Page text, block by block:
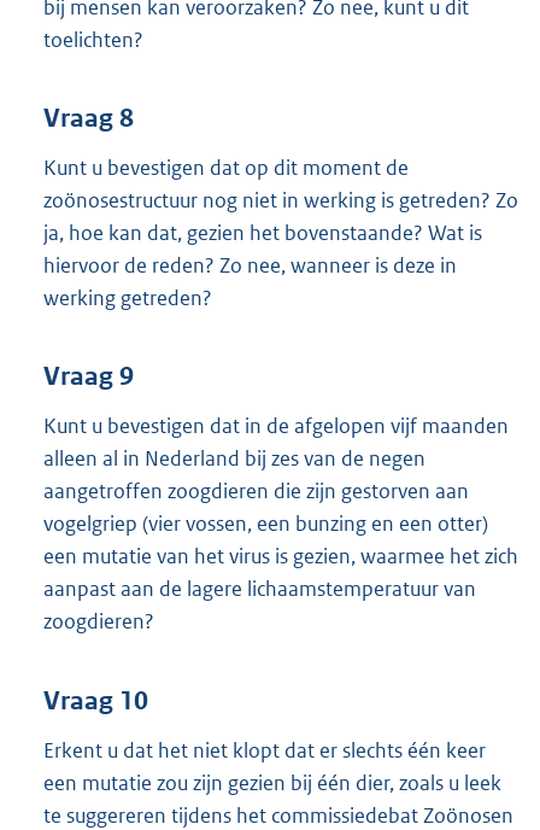
bij mensen kan veroorzaken? Zo nee, kunt u dit
toelichten?
Vraag 8
Kunt u bevestigen dat op dit moment de
zoönosestructuur nog niet in werking is getreden? Zo
ja, hoe kan dat, gezien het bovenstaande? Wat is
hiervoor de reden? Zo nee, wanneer is deze in
werking getreden?
Vraag 9
Kunt u bevestigen dat in de afgelopen vijf maanden
alleen al in Nederland bij zes van de negen
aangetroffen zoogdieren die zijn gestorven aan
vogelgriep (vier vossen, een bunzing en een otter)
een mutatie van het virus is gezien, waarmee het zich
aanpast aan de lagere lichaamstemperatuur van
zoogdieren?
Vraag 10
Erkent u dat het niet klopt dat er slechts één keer
een mutatie zou zijn gezien bij één dier, zoals u leek
te suggereren tijdens het commissiedebat Zoönosen